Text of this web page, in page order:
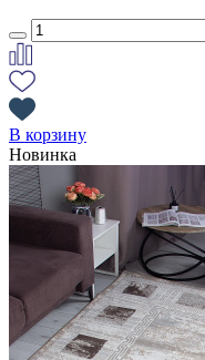
В корзину
Новинка